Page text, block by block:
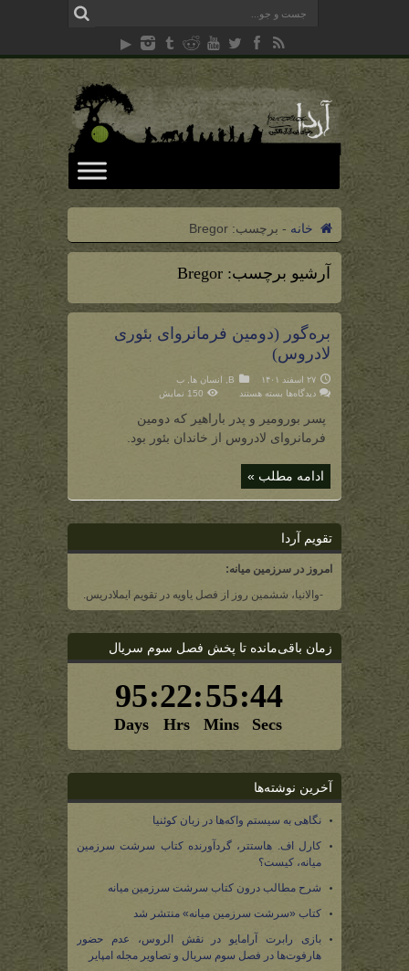
خانه - برچسب: Bregor
آرشیو برچسب: Bregor
بره‌گور (دومین فرمانروای بئوری
لادروس)
۲۷ اسفند ۱۴۰۱ B انسان ها
ب
دیدگاه‌ها برای
فرمانروای
بئوری
لادروس)
بسته هستند 150 نمایش
پسر بورومیر و پدر باراهیر که دومین
فرمانروای لادروس از خاندان بئور بود.
ادامه مطلب »
تقویم آردا
امروز در سرزمین میانه:
-والانیا، ششمین روز از فصل یاویه در تقویم ایملادریس.
زمان باقی‌مانده تا پخش فصل سوم سریال
آخرین نوشته‌ها
نگاهی به سیستم واکه‌ها در زبان کوئنیا
کارل اف. هاستتر، گردآورنده کتاب سرشت سرزمین
میانه، کیست؟
شرح مطالب درون کتاب سرشت سرزمین میانه
کتاب «سرشت سرزمین میانه» منتشر شد
بازی رابرت آرامایو در نقش الروس، عدم حضور
هارفوت‌ها در فصل سوم سریال و تصاویر مجله امپایر